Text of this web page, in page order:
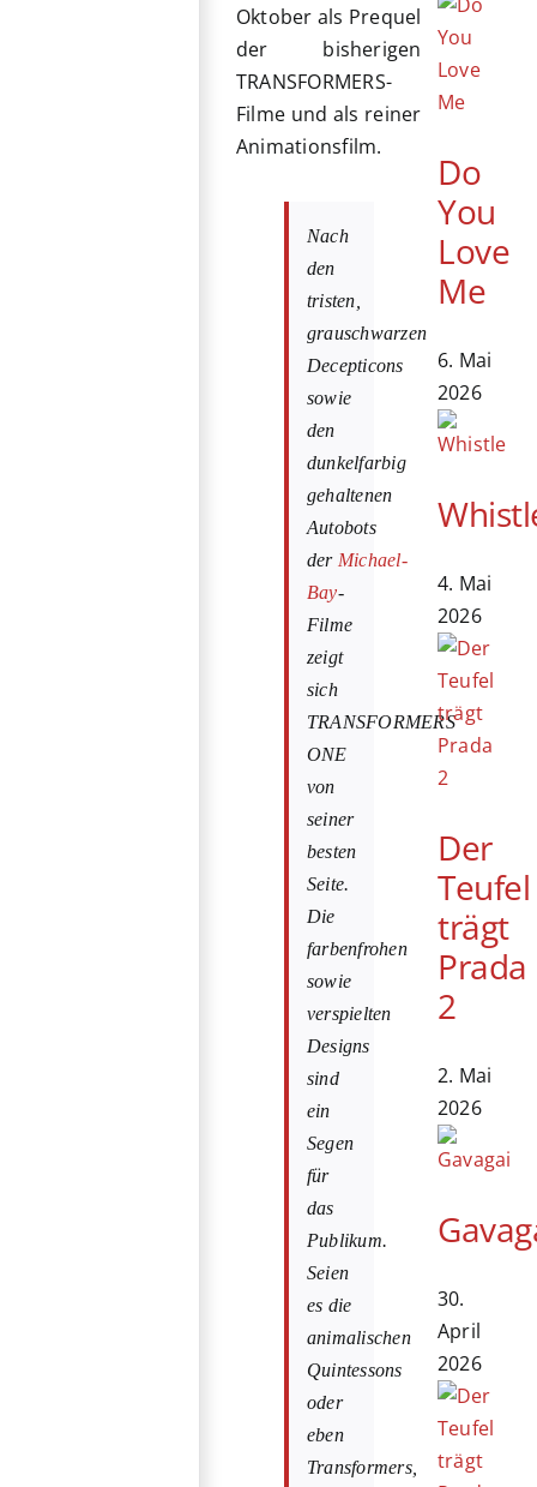
Oktober als Prequel
der bisherigen
TRANSFORMERS-
Filme und als reiner
Animationsfilm.
Nach
den
tristen,
grauschwarzen
Decepticons
sowie
den
dunkelfarbig
gehaltenen
Autobots
der Michael-
Bay-
Filme
zeigt
sich
TRANSFORMERS
ONE
von
seiner
besten
Seite.
Die
farbenfrohen
sowie
verspielten
Designs
sind
ein
Segen
für
das
Publikum.
Seien
es die
animalischen
Quintessons
oder
eben
Transformers,
Do
You
Love
Me
6. Mai
2026
4. Mai
2026
Der
Teufel
trägt
Prada
2
2. Mai
2026
30.
April
2026